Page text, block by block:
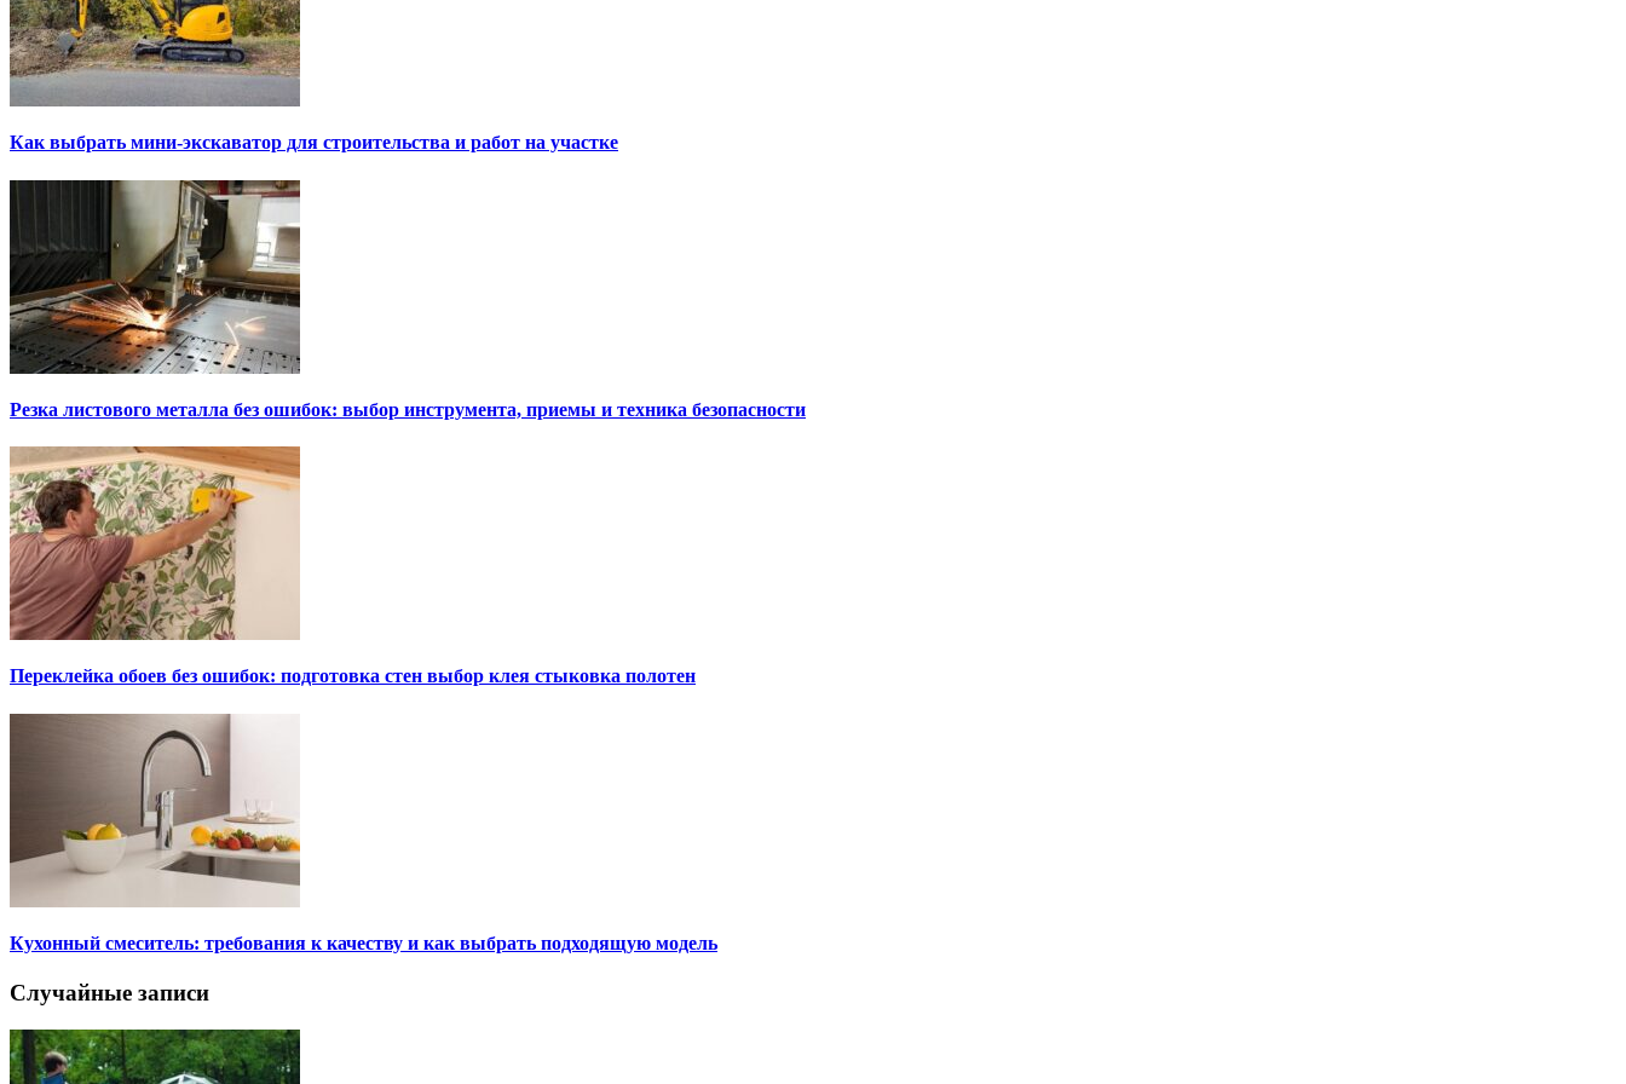
Как выбрать мини-экскаватор для строительства и работ на участке
Резка листового металла без ошибок: выбор инструмента, приемы и техника безопасности
Переклейка обоев без ошибок: подготовка стен выбор клея стыковка полотен
Кухонный смеситель: требования к качеству и как выбрать подходящую модель
Случайные записи